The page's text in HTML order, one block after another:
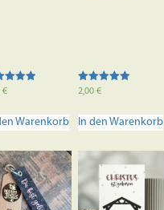
mit
€
Warenkorb
Bewertet mit
2,00€
In den Warenkorb